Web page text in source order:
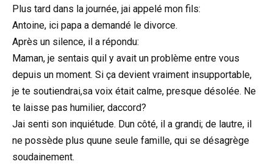
Plus tard dans la journée, jai appelé mon fils:
Antoine, ici papa a demandé le divorce.
Après un silence, il a répondu:
Maman, je sentais quil y avait un problème entre vous
depuis un moment. Si ça devient vraiment insupportable,
je te soutiendrai,sa voix était calme, presque désolée. Ne
te laisse pas humilier, daccord?
Jai senti son inquiétude. Dun côté, il a grandi; de lautre, il
ne possède plus quune seule famille, qui se désagrège
soudainement.